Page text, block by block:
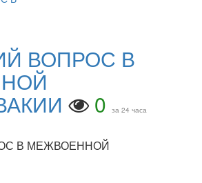
ВОПРОС В
0 за 24 часа
В МЕЖВОЕННОЙ